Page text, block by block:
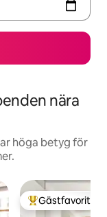
nära
höga betyg för
Populär
Gästfavorit